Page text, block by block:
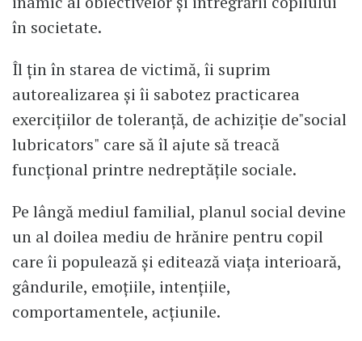
în societate.
Îl țin în starea de victimă, îi suprim
autorealizarea și îi sabotez practicarea
exercițiilor de toleranță, de achiziție de"social
lubricators" care să îl ajute să treacă
funcțional printre nedreptățile sociale.
Pe lângă mediul familial, planul social devine
un al doilea mediu de hrănire pentru copil
care îi populează și editează viața interioară,
gândurile, emoțiile, intențiile,
comportamentele, acțiunile.